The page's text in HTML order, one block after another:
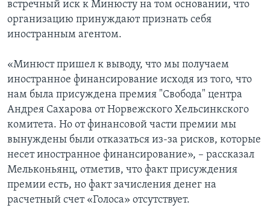
встречный иск к Минюсту на том основании, что
организацию принуждают признать себя
иностранным агентом.
«Минюст пришел к выводу, что мы получаем
иностранное финансирование исходя из того, что
нам была присуждена премия "Свобода" центра
Андрея Сахарова от Норвежского Хельсинкского
комитета. Но от финансовой части премии мы
вынуждены были отказаться из-за рисков, которые
несет иностранное финансирование», – рассказал
Мельконьянц, отметив, что факт присуждения
премии есть, но факт зачисления денег на
расчетный счет «Голоса» отсутствует.